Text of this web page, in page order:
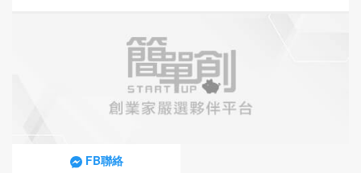
路四段155號6樓 ｜SOGO忠孝館、SOGO敦化館、
SOGO復興館、新光三越、明曜百貨、統領百貨商圈
｜東區到信義計劃區...
FB聯絡